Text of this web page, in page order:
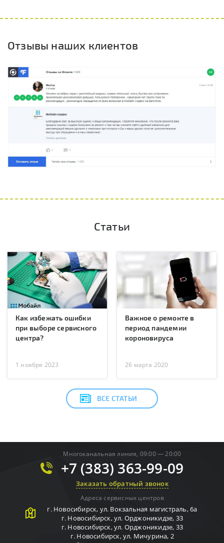
Отзывы наших клиентов
Статьи
Как избежать ошибки
при выборе сервисного
центра?
1 ноября 2023
Важное о ремонте в
период пандемии
короновируса
26 марта 2020
ВСЕ СТАТЬИ
Многоканальная линия, 09:00 — 20:00
+7 (383) 363-99-09
Заказать обратный звонок
Адреса сервисных центров
г. Новосибирск, ул. Вокзальная магистраль, 6а
г. Новосибирск,ул. Орджоникидзе, 33
г. Новосибирск,ул. Орджоникидзе, 33
г. Новосибирск,ул. Мичурина, 2